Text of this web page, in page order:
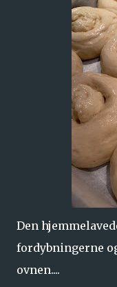
Den
fordybningerne
ovnen....